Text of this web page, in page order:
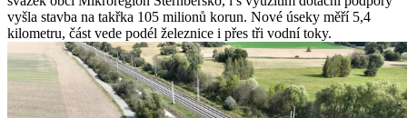
vyšla stavba na takřka 105 milionů korun. Nové úseky měří 5,4
kilometru, část vede podél železnice i přes tři vodní toky.